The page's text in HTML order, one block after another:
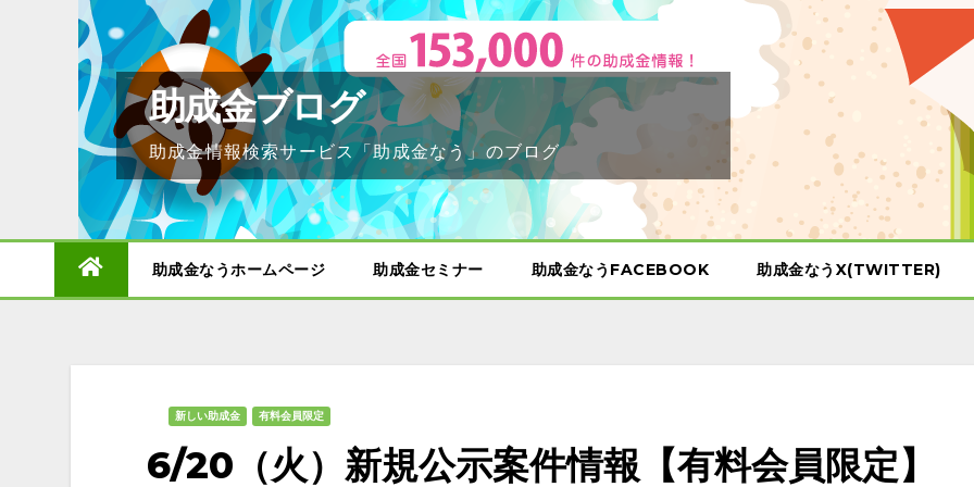
助成金ブログ
助成金情報検索サービス「助成金なう」のブログ
助成金なうホームページ 助成金セミナー 助成金なうFACEBOOK 助成金なうX(TWITTER)
新しい助成金 有料会員限定
6/20（火）新規公示案件情報【有料会員限定】